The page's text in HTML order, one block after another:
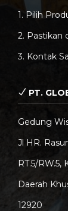
1. Pilih
2. Pastikan
3. Kontak
PT.
Gedung
Jl HR.
RT.5/RW.5,
Daerah
12920